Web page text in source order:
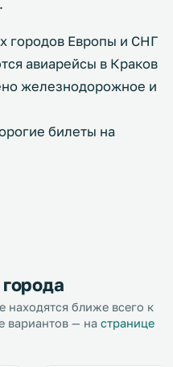
.
городов Европы и СНГ
авиарейсы в Краков
железнодорожное и
билеты на
ближе всего к
вариантов — на странице